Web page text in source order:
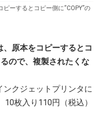
ーするとコピー側に“COPY”の
原本をコピーするとコ
ので、複製されたくな
クジェットプリンタに
枚入り110円（税込）